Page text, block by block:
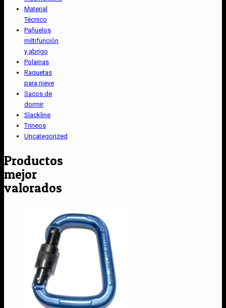
Material
Técnico
Pañuelos
miltifunción
y abrigo
Polainas
Raquetas
para nieve
Sacos de
dormir
Slackline
Trineos
Uncategorized
Productos
mejor
valorados